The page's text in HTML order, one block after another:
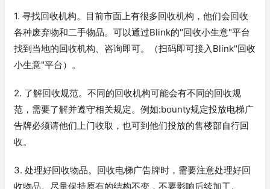
1. 寻找回收机构。目前市面上有很多回收机构，他们会回收
各种废弃物和二手物品。可以通过Blink的"回收小生意"平台
找到当地的回收机构、咨询即可。（扫码即可接入Blink"回收
小生意"平台）。
2. 了解回收规范。不同的回收机构可能会有不同的回收规
范，需要了解并遵守相关规定。例如:bounty规定投放电梯广
告牌必须请他们上门收取，也可到他们投放的售楼部自行回
收。
3. 处理好回收物品。回收电梯广告牌时，需要注意处理好回
收物品。尽量保持原有的结构不变，不要影响后续加工。